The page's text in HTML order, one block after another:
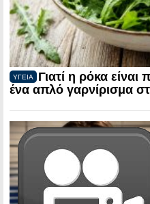
ΥΓΕΙΑ
Γιατί η ρόκα
ένα απλό γαρνίρισμα